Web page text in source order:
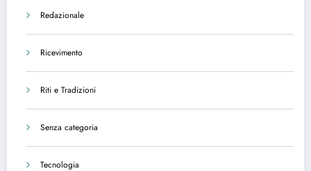
Redazionale
Ricevimento
Riti e Tradizioni
Senza categoria
Tecnologia